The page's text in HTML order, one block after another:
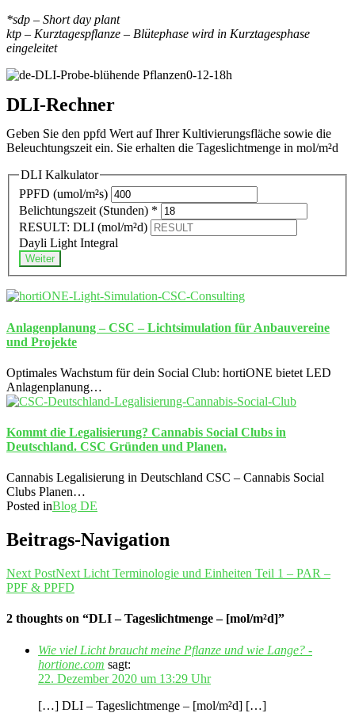
*sdp – Short day plant
ktp – Kurztagespflanze – Blütephase wird in Kurztagesphase
eingeleitet
DLI-Rechner
Geben Sie den ppfd Wert auf Ihrer Kultivierungsfläche sowie die
Beleuchtungszeit ein. Sie erhalten die Tageslichtmenge in mol/m²d
DLI Kalkulator
PPFD (umol/m²s)
Belichtungszeit (Stunden) *
RESULT: DLI (mol/m²d)
Dayli Light Integral
Weiter
Anlagenplanung – CSC – Lichtsimulation für Anbauvereine
und Projekte
Optimales Wachstum für dein Social Club: hortiONE bietet LED
Anlagenplanung…
Kommt die Legalisierung? Cannabis Social Clubs in
Deutschland. CSC Gründen und Planen.
Cannabis Legalisierung in Deutschland CSC – Cannabis Social
Clubs Planen…
Posted inBlog DE
Beitrags-Navigation
Next PostNext Licht Terminologie und Einheiten Teil 1 – PAR –
PPF & PPFD
2 thoughts on “DLI – Tageslichtmenge – [mol/m²d]”
Wie viel Licht braucht meine Pflanze und wie Lange? -
hortione.com sagt:
22. Dezember 2020 um 13:29 Uhr
[…] DLI – Tageslichtmenge – [mol/m²d] […]